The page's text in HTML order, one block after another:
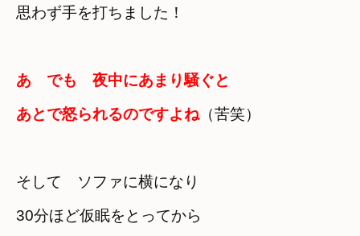
思わず手を打ちました！
あ　でも　夜中にあまり騒ぐと
あとで怒られるのですよね（苦笑）
そして　ソファに横になり